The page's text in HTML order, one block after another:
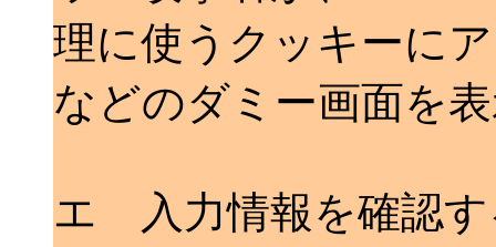
理に使うクッキーに
などのダミー画面を
エ 入力情報を確認す